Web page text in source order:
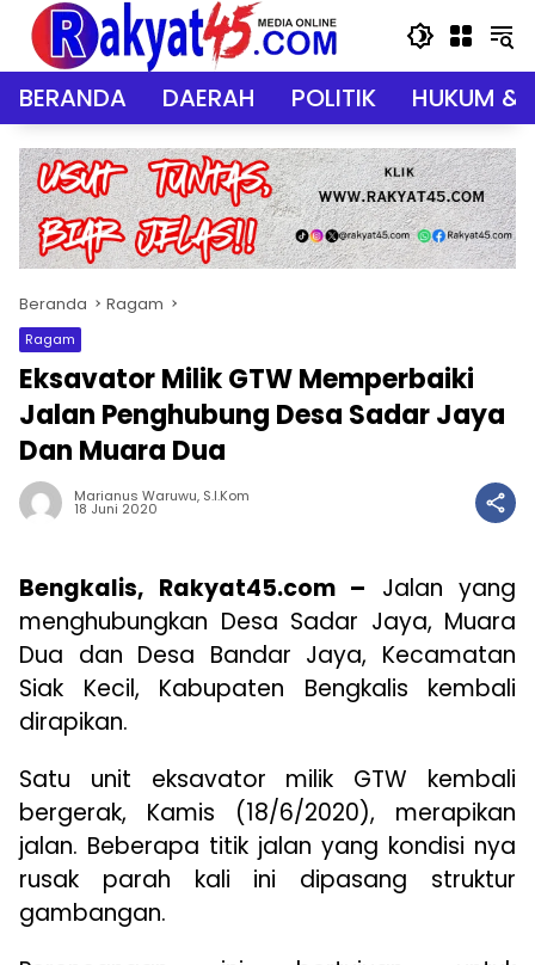
Langsung
konten
BERANDA DAERAH POLITIK HUKUM &
Beranda Ragam
Ragam
Eksavator Milik GTW Memperbaiki
Jalan Penghubung Desa Sadar Jaya
Dan Muara Dua
Marianus Waruwu, S.I.Kom
18 Juni 2020
Bengkalis, Rakyat45.com – Jalan yang
menghubungkan Desa Sadar Jaya, Muara
Dua dan Desa Bandar Jaya, Kecamatan
Siak Kecil, Kabupaten Bengkalis kembali
dirapikan.
Satu unit eksavator milik GTW kembali
bergerak, Kamis (18/6/2020), merapikan
jalan. Beberapa titik jalan yang kondisi nya
rusak parah kali ini dipasang struktur
gambangan.